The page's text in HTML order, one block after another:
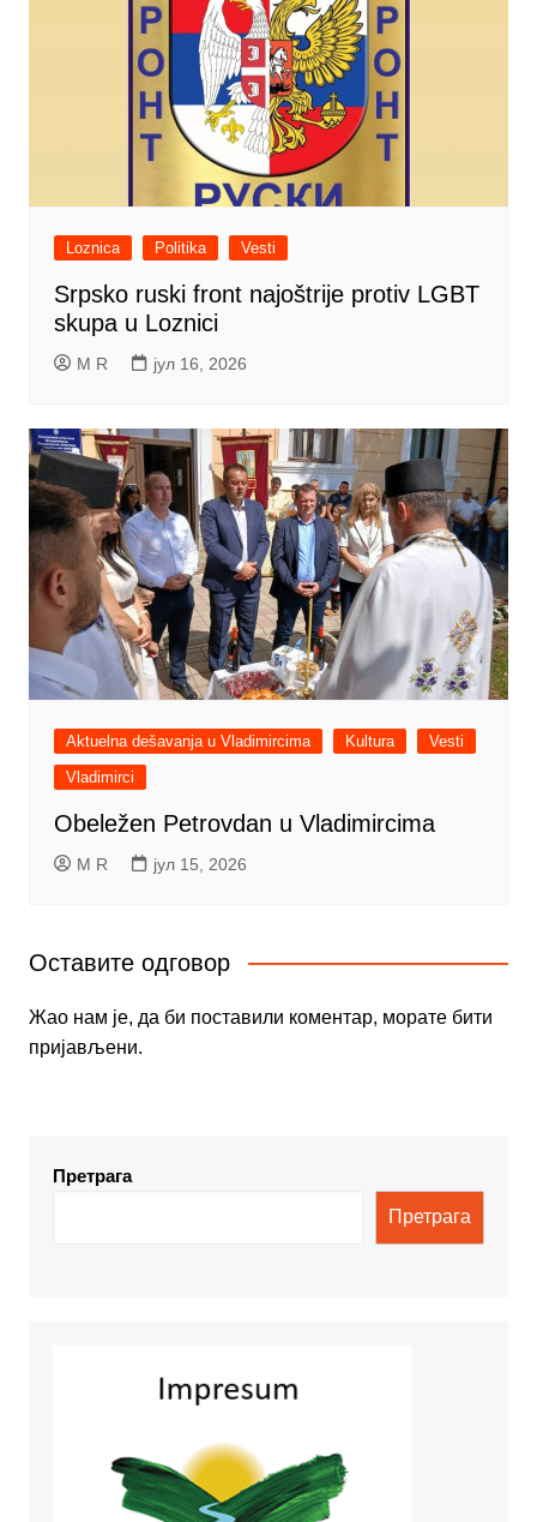
Loznica Politika Vesti
Srpsko ruski front najoštrije protiv LGBT
skupa u Loznici
M R јул 16, 2026
Aktuelna dešavanja u Vladimircima Kultura
Vesti
Vladimirci
Obeležen Petrovdan u Vladimircima
M R јул 15, 2026
Оставите одговор
Жао нам је, да би поставили коментар, морате бити
пријављени.
Претрага
Претрага